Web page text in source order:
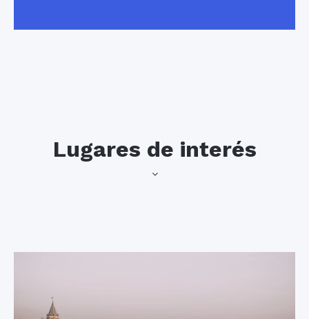
Lugares de interés
La Catedral de
No hay mejor lugar